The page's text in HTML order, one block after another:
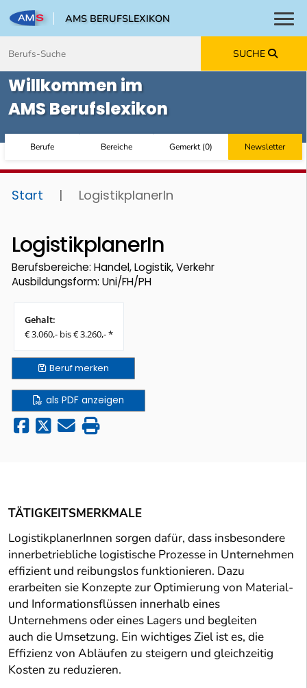
AMS BERUFSLEXIKON
SUCHE
Willkommen im
AMS Berufslexikon
Berufe Bereiche Gemerkt(0) Newsletter
Start | LogistikplanerIn
LogistikplanerIn
Berufsbereiche: Handel, Logistik, Verkehr
Ausbildungsform: Uni/FH/PH
Gehalt:
€ 3.060,- bis € 3.260,- *
Berufmerken
als PDF anzeigen
TÄTIGKEITSMERKMALE
LogistikplanerInnen sorgen dafür, dass insbesondere
innerbetriebliche logistische Prozesse in Unternehmen
effizient und reibungslos funktionieren. Dazu
erarbeiten sie Konzepte zur Optimierung von Material-
und Informationsflüssen innerhalb eines
Unternehmens oder eines Lagers und begleiten
auch die Umsetzung. Ein wichtiges Ziel ist es, die
Effizienz von Abläufen zu steigern und gleichzeitig
Kosten zu reduzieren.